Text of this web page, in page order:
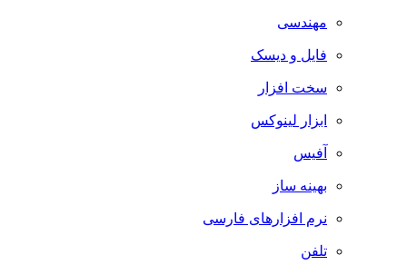
مهندسی
فایل و دیسک
سخت افزار
ابزار لینوکس
آفیس
بهینه ساز
نرم افزارهای فارسی
تلفن